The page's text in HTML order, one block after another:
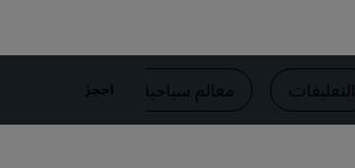
استكشف برنامج Radisson Rewards
المزايا
كيفية استخدام النقاط
التعليقات معالم سياحية قريبةاحجز